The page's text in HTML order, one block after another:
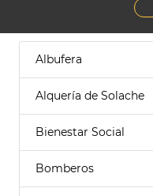
Albufera
Alquería de Solache
Bienestar Social
Bomberos